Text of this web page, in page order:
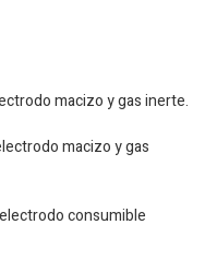
macizo y gas inerte.
macizo y gas
consumible